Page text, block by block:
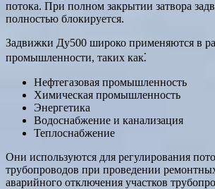
потока. При полном закрытии затвора
полностью блокируется.
Задвижки Ду500 широко применяются в
промышленности, таких как⁚
Нефтегазовая промышленность
Химическая промышленность
Энергетика
Водоснабжение и канализация
Теплоснабжение
Они используются для регулирования
трубопроводов при проведении
аварийного отключения участков